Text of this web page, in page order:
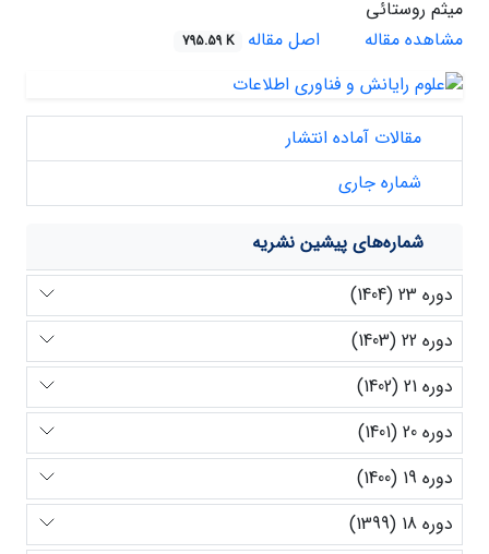
میثم روستائی
مشاهده مقاله
اصل مقاله 795.59 K
مقالات آماده انتشار
شماره جاری
شماره‌های پیشین نشریه
دوره 23 (1404)
دوره 22 (1403)
دوره 21 (1402)
دوره 20 (1401)
دوره 19 (1400)
دوره 18 (1399)